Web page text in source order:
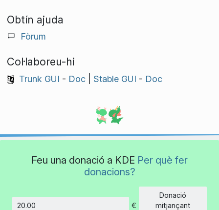
Obtín ajuda
Fòrum
Col·laboreu-hi
Trunk GUI - Doc| Stable GUI - Doc
Feu una donació a KDE Per què fer
donacions?
€
Donació
mitjançant